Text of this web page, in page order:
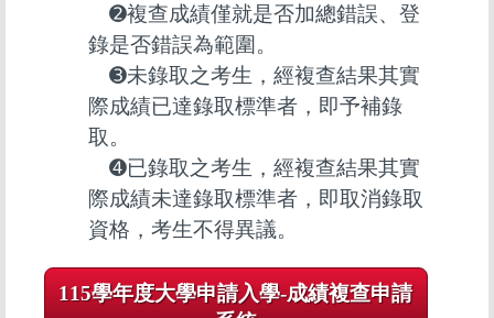
➋複查成績僅就是否加總錯誤、登
錄是否錯誤為範圍。
➌未錄取之考生，經複查結果其實
際成績已達錄取標準者，即予補錄
取。
➍已錄取之考生，經複查結果其實
際成績未達錄取標準者，即取消錄取
資格，考生不得異議。
115學年度大學申請入學-成績複查申請